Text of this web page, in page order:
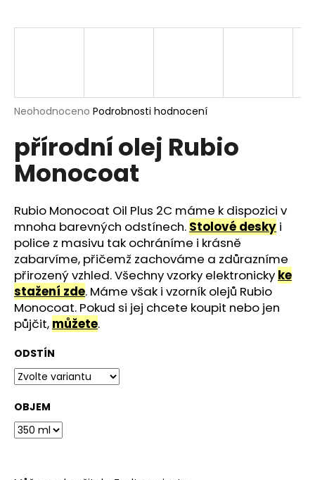
Průměrné
produktu
je
0,0
hvězdiček.
Neohodnoceno Podrobnosti hodnocení
přírodní olej Rubio
Monocoat
Rubio Monocoat Oil Plus 2C máme k dispozici v
mnoha barevných odstínech. Stolové desky i
police z masivu tak ochráníme i krásně
zabarvíme, přičemž zachováme a zdůrazníme
přirozený vzhled. Všechny vzorky elektronicky ke
stažení zde. Máme však i vzorník olejů Rubio
Monocoat. Pokud si jej chcete koupit nebo jen
půjčit, můžete.
ODSTÍN
OBJEM
j
?
HLEDAT
D
o
p
o
r
u
č
u
j
e
m
STOLOVÁ